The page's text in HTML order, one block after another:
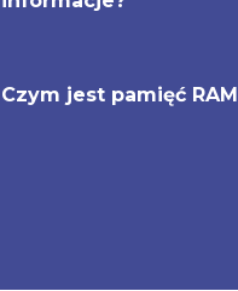
Czym jest pamięć RAM